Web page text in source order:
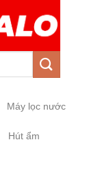
Máy lọc nước
Hút ẩm